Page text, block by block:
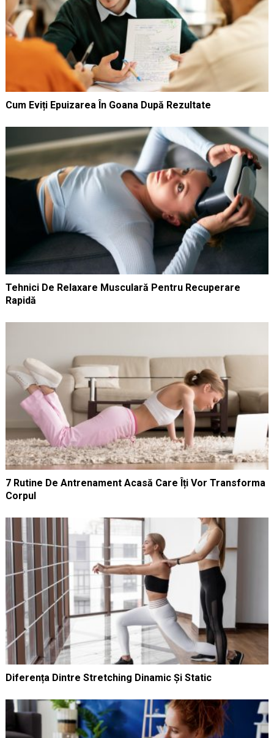
Cum Eviți Epuizarea În Goana După Rezultate
Tehnici De Relaxare Musculară Pentru Recuperare
Rapidă
7 Rutine De Antrenament Acasă Care Îți Vor Transforma
Corpul
Diferența Dintre Stretching Dinamic Și Static